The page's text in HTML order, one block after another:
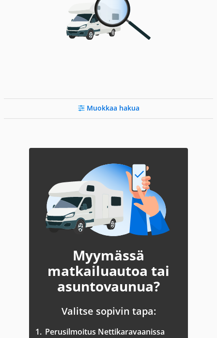
Muokkaa hakua
Myymässä
matkailuautoa tai
asuntovaunua?
Valitse sopivin tapa:
1. Perusilmoitus Nettikaravaanissa